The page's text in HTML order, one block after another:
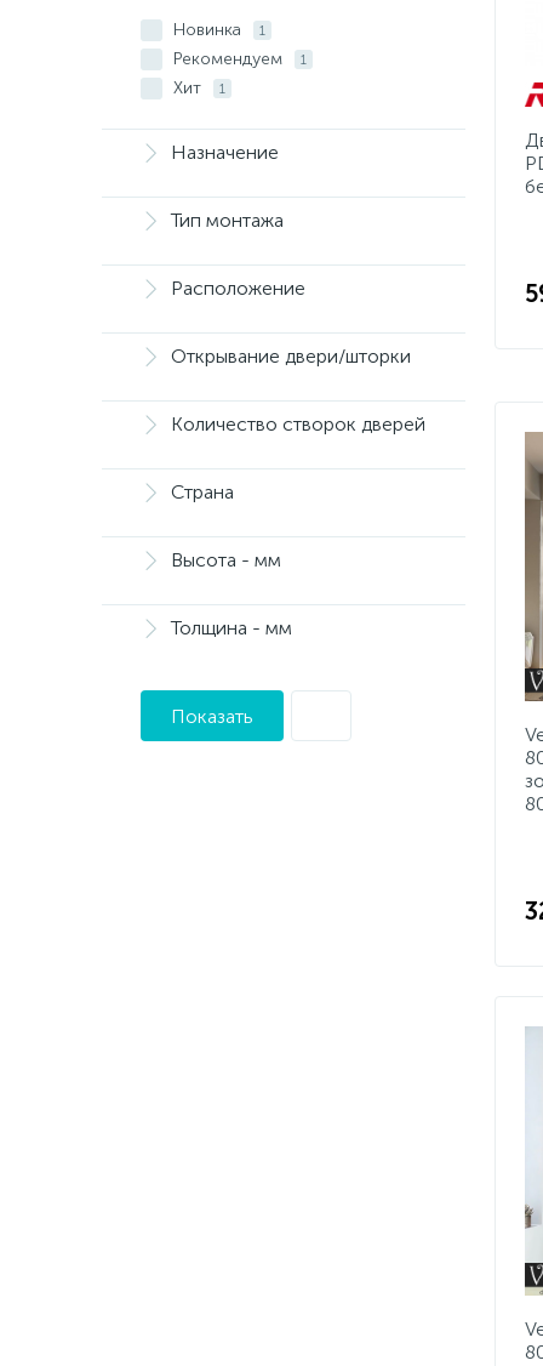
Новинка 1
Рекомендуем 1
Хит 1
Назначение
Тип монтажа
Расположение
Открывание двери/шторки
Количество створок дверей
Страна
Высота - мм
Толщина - мм
Показать